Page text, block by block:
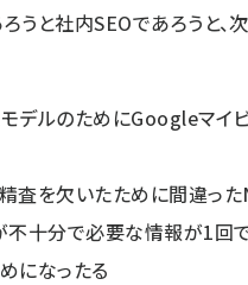
うと社内SEOであろうと、
デルのためにGoogleマイ
査を欠いたために間違っ
不十分で必要な情報が1回
になったる